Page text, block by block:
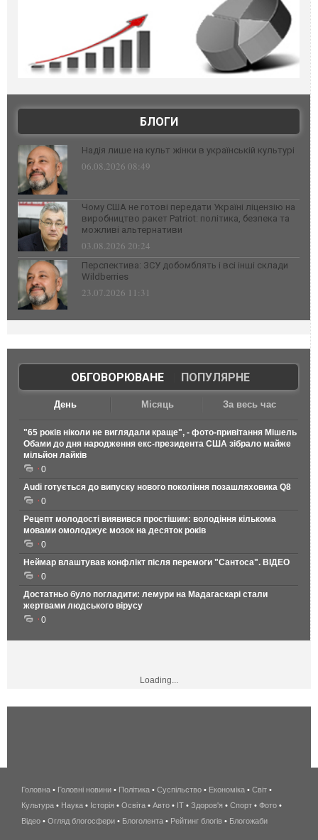
БЛОГИ
Надія лише на культ жінки в українській культурі
06.08.2026 08:49
Чому США не готові передати Україні ліцензію на
виробництво ракет Patriot: політика, безпека та
можливі альтернативи
03.08.2026 20:24
Перспектива: ЗСУ добомблять і всі інші склади
Wildberries
23.07.2026 11:31
ОБГОВОРЮВАНЕ| ПОПУЛЯРНЕ
День Місяць За весь час
"65 років ніколи не виглядали краще", - фото-привітання Мішель
Обами до дня народження екс-президента США зібрало майже
мільйон лайків
0
Audi готується до випуску нового покоління позашляховика Q8
0
Рецепт молодості виявився простішим: володіння кількома
мовами омолоджує мозок на десяток років
0
Неймар влаштував конфлікт після перемоги "Сантоса". ВІДЕО
0
Достатньо було погладити: лемури на Мадагаскарі стали
жертвами людського вірусу
0
Loading...
беспроводной
интернет
киев
Головна • Головні новини • Політика • Суспільство • Економіка • Світ •
Культура • Наука • Історія • Освіта • Авто • IT • Здоров'я • Спорт • Фото •
Відео • Огляд блогосфери • Блоголента • Рейтинг блогів • Блогожаби